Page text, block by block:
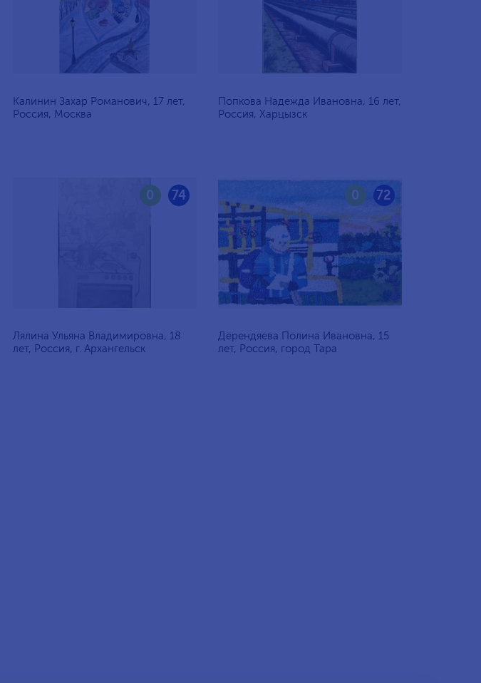
Калинин Захар Романович, 17 лет,
Россия, Москва
Попкова Надежда Ивановна, 16 лет,
Россия, Харцызск
74
0
Лялина Ульяна Владимировна, 18
лет, Россия, г. Архангельск
72
0
Дерендяева Полина Ивановна, 15
лет, Россия, город Тара